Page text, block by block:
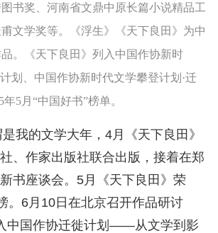
书奖、河南省文鼎中原长篇小说精品工
文学奖等。《浮生》《天下良田》为中
。《天下良田》列入中国作协新时
划、中国作协新时代文学攀登计划·迁
5月“中国好书”榜单。
我的文学大年，4月《天下良田》
、作家出版社联合出版，接着在郑
书座谈会。5月《天下良田》荣
。6月10日在北京召开作品研讨
中国作协迁徙计划——从文学到影